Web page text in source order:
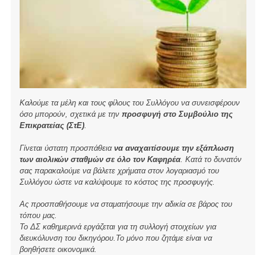
Καλούμε τα μέλη και τους φίλους του Συλλόγου να συνεισφέρουν
όσο μπορούν, σχετικά με την προσφυγή στο Συμβούλιο της
Επικρατείας (ΣτΕ).
Γίνεται ύστατη προσπάθεια να αναχαιτίσουμε την εξάπλωση
των αιολικών σταθμών σε όλο τον Καφηρέα. Κατά το δυνατόν
σας παρακαλούμε να βάλετε χρήματα στον λογαριασμό του
Συλλόγου ώστε να καλύψουμε το κόστος της προσφυγής.
Ας προσπαθήσουμε να σταματήσουμε την αδικία σε βάρος του
τόπου μας.
Το ΔΣ καθημερινά εργάζεται για τη συλλογή στοιχείων για
διευκόλυνση του δικηγόρου.Το μόνο που ζητάμε είναι να
βοηθήσετε οικονομικά.